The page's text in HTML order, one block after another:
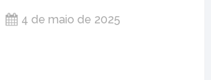
4 de maio de 2025